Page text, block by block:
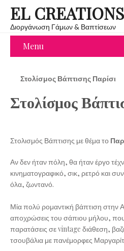
EL
Διοργάνωση Γάμων & Βαπτίσεων
Menu
Στολίσμος Βάπτισης Παρίσι
Στολίσμος
Στολισμός Βάπτισης με θέμα το
Αν δεν ήταν πόλη, θα ήταν έργο
κινηματογραφικό, σικ, ρετρό και
όλα, ζωντανό.
Μία πολύ ρομαντική βάπτιση στην
αποχρώσεις του σάπιου μήλου,
παρατάσεις σε vintage διάθεση,
τσουβάλια με πανέμορφες